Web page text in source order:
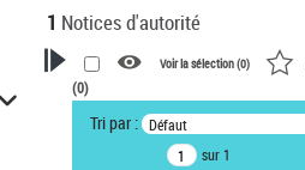
1 Notices d'autorité
VOTRE RECHERCHE
Recherche avancée dans les
notices d’autorité
Voir la sélection (0)
(0)
Tri par : Défaut
sur 1